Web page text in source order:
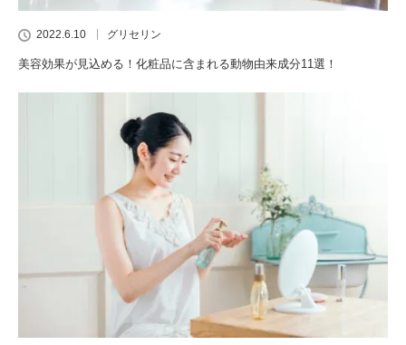
2022.6.10 グリセリン
美容効果が見込める！化粧品に含まれる動物由来成分11選！